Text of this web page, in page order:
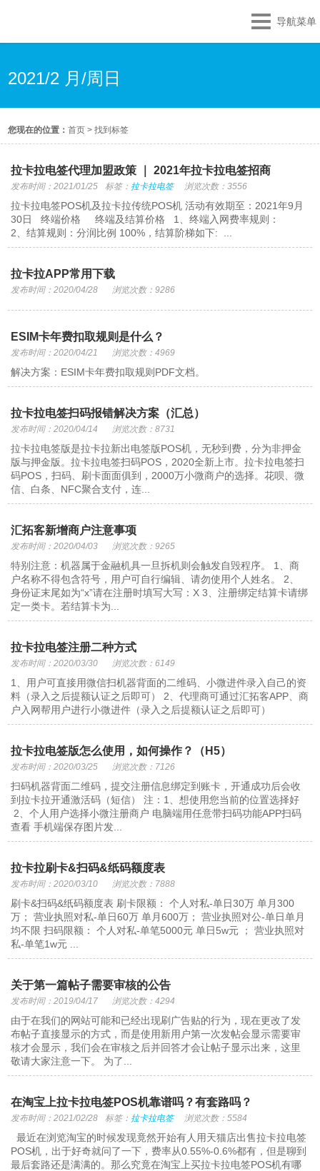
导航菜单
2021/2 月/周日
您现在的位置：首页 >找到标签
拉卡拉电签代理加盟政策 ｜ 2021年拉卡拉电签招商
发布时间：2021/01/25 标签： 拉卡拉电签 浏览次数：3556
拉卡拉电签POS机及拉卡拉传统POS机 活动有效期至：2021年9月
30日 终端价格 终端及结算价格 1、终端入网费率规则：
2、结算规则：分润比例 100%，结算阶梯如下: ...
拉卡拉APP常用下载
发布时间：2020/04/28 浏览次数：9286
ESIM卡年费扣取规则是什么？
发布时间：2020/04/21 浏览次数：4969
解决方案：ESIM卡年费扣取规则PDF文档。
拉卡拉电签扫码报错解决方案（汇总）
发布时间：2020/04/14 浏览次数：8731
拉卡拉电签版是拉卡拉新出电签版POS机，无秒到费，分为非押金
版与押金版。拉卡拉电签扫码POS，2020全新上市。拉卡拉电签扫
码POS，扫码、刷卡面面俱到，2000万小微商户的选择。花呗、微
信、白条、NFC聚合支付，连...
汇拓客新增商户注意事项
发布时间：2020/04/03 浏览次数：9265
特别注意：机器属于金融机具一旦拆机则会触发自毁程序。 1、商
户名称不得包含符号，用户可自行编辑、请勿使用个人姓名。 2、
身份证末尾如为“x”请在注册时填写大写：X 3、注册绑定结算卡请绑
定一类卡。若结算卡为...
拉卡拉电签注册二种方式
发布时间：2020/03/30 浏览次数：6149
1、用户可直接用微信扫机器背面的二维码、小微进件录入自己的资
料（录入之后提额认证之后即可） 2、代理商可通过汇拓客APP、商
户入网帮用户进行小微进件（录入之后提额认证之后即可）
拉卡拉电签版怎么使用，如何操作？（H5）
发布时间：2020/03/25 浏览次数：7126
扫码机器背面二维码，提交注册信息绑定到账卡，开通成功后会收
到拉卡拉开通激活码（短信） 注：1、想使用您当前的位置选择好
2、个人用户选择小微注册商户 电脑端用任意带扫码功能APP扫码
查看 手机端保存图片发...
拉卡拉刷卡&扫码&纸码额度表
发布时间：2020/03/10 浏览次数：7888
刷卡&扫码&纸码额度表 刷卡限额： 个人对私-单日30万 单月300
万； 营业执照对私-单日60万 单月600万； 营业执照对公-单日单月
均不限 扫码限额： 个人对私-单笔5000元 单日5w元 ； 营业执照对
私-单笔1w元 ...
关于第一篇帖子需要审核的公告
发布时间：2019/04/17 浏览次数：4294
由于在我们的网站可能和已经出现刷广告贴的行为，现在更改了发
布帖子直接显示的方式，而是使用新用户第一次发帖会显示需要审
核才会显示，我们会在审核之后并回答才会让帖子显示出来，这里
敬请大家注意一下。 为了...
在淘宝上拉卡拉电签POS机靠谱吗？有套路吗？
发布时间：2021/02/28 标签： 拉卡拉电签 浏览次数：5584
最近在浏览淘宝的时候发现竟然开始有人用天猫店出售拉卡拉电签
POS机，出于好奇就问了一下，费率从0.55%-0.6%都有，但是聊到
最后套路还是满满的。那么究竟在淘宝上买拉卡拉电签POS机有哪